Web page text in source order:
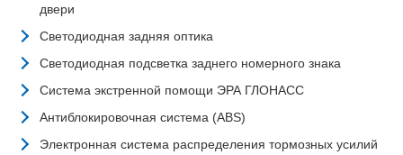
двери
Светодиодная задняя оптика
Светодиодная подсветка заднего номерного знака
Система экстренной помощи ЭРА ГЛОНАСС
Антиблокировочная система (ABS)
Электронная система распределения тормозных усилий